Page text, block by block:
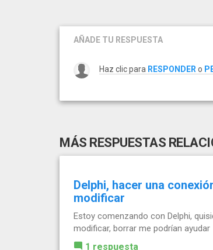
AÑADE TU RESPUESTA
Haz clic para RESPONDER o
MÁS RESPUESTAS
Delphi, hacer una
modificar
Estoy comenzando con Delphi,
modificar, borrar me podrían ayudar
1 respuesta